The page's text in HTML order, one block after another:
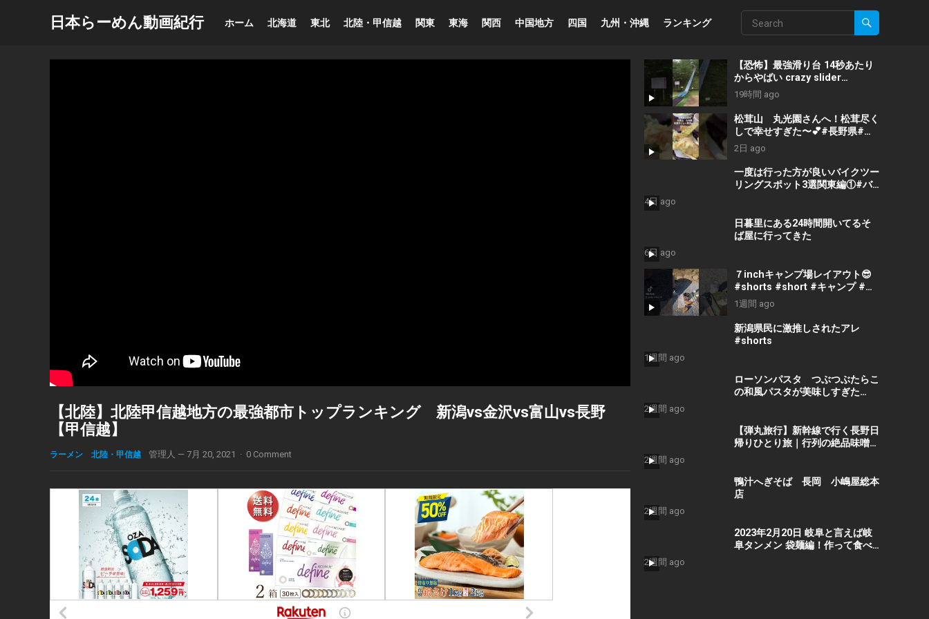
日本らーめん動画紀行 ホーム 北海道 東北 北陸・甲信越 関東 東海 関西 中国地方 四国 九州・沖縄 ランキング
【北陸】北陸甲信越地方の最強都市トップランキング 新潟vs金沢vs富山vs長野
【甲信越】
ラーメン 北陸・甲信越 管理人 — 7月 20, 2021 · 0 Comment
【恐怖】最強滑り台 14秒あたり
からやばい crazy slider
Japanese amazing sliedr
19時間 ago
松茸山 丸光園さんへ！松茸尽く
しで幸せすぎた〜💕#長野県#上
田市#松茸山#丸光園#松茸#松茸
尽くし#贅沢#美味しい#ランチ#
楽しい人生 #楽しい1日 #おばち
ゃん #fun #美味しいランチ
2日 ago
一度は行った方が良いバイクツー
リングスポット3選関東編①#バ
クランキング#バイクランキング
#motorcycle#japantravel
4日 ago
日暮里にある24時間開いてるそ
ば屋に行ってきた
6日 ago
７inchキャンプ場レイアウト😎
#shorts #short #キャンプ #ア
ウトドア #ソロキャンプ #ファミ
キャン #dod #焚き火 #youtube
#espcampchannel
1週間 ago
新潟県民に激推しされたアレ
#shorts
1週間 ago
ローソンパスタ つぶつぶたらこ
の和風パスタが美味しすぎた
2週間 ago
【弾丸旅行】新幹線で行く長野日
帰りひとり旅｜行列の絶品味噌ラ
2週間 ago
鴨汁へぎそば 長岡 小嶋屋総本
店
2週間 ago
2023年2月20日 岐阜と言えば岐
阜タンメン 袋麺編！作って食べ
2週間 ago